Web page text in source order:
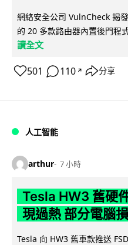
網絡安全公司 VulnCheck 揭
的 20 多款路由器內置後門程
讀全文
501 110 ↗ 分享
人工智能
arthur 7 小時
Tesla HW3 舊硬
現過熱 部分電腦
Tesla 向 HW3 舊車款推送